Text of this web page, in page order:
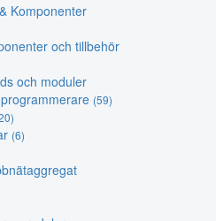
Komponenter
och tillbehör
och moduler
(59)
(6)